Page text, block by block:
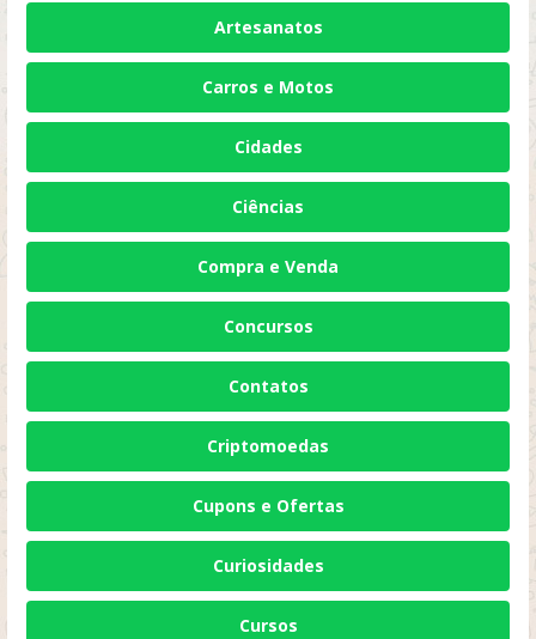
Artesanatos
Carros e Motos
Cidades
Ciências
Compra e Venda
Concursos
Contatos
Criptomoedas
Cupons e Ofertas
Curiosidades
Cursos